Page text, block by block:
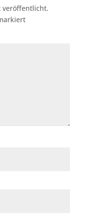
veröffentlicht.